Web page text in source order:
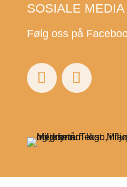
SOSIALE MEDIA
Følg oss på